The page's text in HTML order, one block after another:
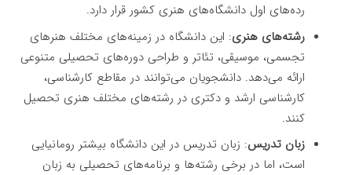
رده‌های اول دانشگاه‌های هنری کشور قرار دارد.
رشته‌های هنری: این دانشگاه در زمینه‌های مختلف هنرهای
تجسمی، موسیقی، تئاتر و طراحی دوره‌های تحصیلی متنوعی
ارائه می‌دهد. دانشجویان می‌توانند در مقاطع کارشناسی،
کارشناسی ارشد و دکتری در رشته‌های مختلف هنری تحصیل
کنند.
زبان تدریس: زبان تدریس در این دانشگاه بیشتر رومانیایی
است، اما در برخی رشته‌ها و برنامه‌های تحصیلی به زبان